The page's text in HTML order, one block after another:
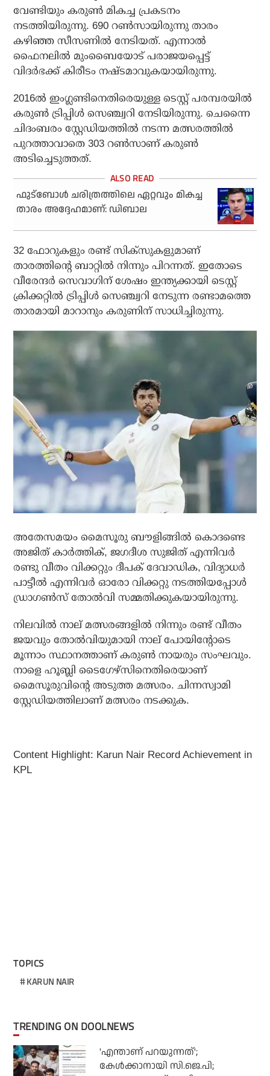
വേണ്ടിയും കരുണ്‍ മികച്ച പ്രകടനം
നടത്തിയിരുന്നു. 690 റണ്‍സായിരുന്നു താരം
കഴിഞ്ഞ സീസണില്‍ നേടിയത്. എന്നാല്‍
ഫൈനലില്‍ മുംബൈയോട് പരാജയപ്പെട്ട്
വിദര്‍ഭക്ക് കിരീടം നഷ്ടമാവുകയായിരുന്നു.
2016ല്‍ ഇംഗ്ലണ്ടിനെതിരെയുള്ള ടെസ്റ്റ് പരമ്പരയില്‍
കരുണ്‍ ട്രിപ്പിള്‍ സെഞ്ച്വറി നേടിയിരുന്നു. ചെന്നൈ
ചിദംബരം സ്റ്റേഡിയത്തില്‍ നടന്ന മത്സരത്തില്‍
പുറത്താവാതെ 303 റണ്‍സാണ് കരുണ്‍
അടിച്ചെടുത്തത്.
ഫുട്ബോൾ ചരിത്രത്തിലെ ഏറ്റവും മികച്ച
താരം അദ്ദേഹമാണ്: ഡിബാല
32 ഫോറുകളും രണ്ട് സിക്സുകളുമാണ്
താരത്തിന്റെ ബാറ്റില്‍ നിന്നും പിറന്നത്. ഇതോടെ
വീരേന്ദര്‍ സെവാഗിന് ശേഷം ഇന്ത്യക്കായി ടെസ്റ്റ്
ക്രിക്കറ്റില്‍ ട്രിപ്പിള്‍ സെഞ്ച്വറി നേടുന്ന രണ്ടാമത്തെ
താരമായി മാറാനും കരുണിന് സാധിച്ചിരുന്നു.
അതേസമയം മൈസൂരു ബൗളിങ്ങില്‍ കൊദണ്ടെ
അജിത് കാര്‍ത്തിക്, ജഗദീശ സുജിത് എന്നിവര്‍
രണ്ടു വീതം വിക്കറ്റും ദീപക് ദേവാഡിക, വിദ്യാധര്‍
പാട്ടീല്‍ എന്നിവര്‍ ഓരോ വിക്കറ്റു നടത്തിയപ്പോള്‍
ഡ്രാഗണ്‍സ് തോല്‍വി സമ്മതിക്കുകയായിരുന്നു.
നിലവില്‍ നാല് മത്സരങ്ങളില്‍ നിന്നും രണ്ട് വീതം
ജയവും തോല്‍വിയുമായി നാല് പോയിന്റോടെ
മൂന്നാം സ്ഥാനത്താണ് കരുണ്‍ നായരും സംഘവും.
നാളെ ഹൂബ്ലി ടൈഗേഴ്സിനെതിരെയാണ്
മൈസൂരുവിന്റെ അടുത്ത മത്സരം. ചിന്നസ്വാമി
സ്റ്റേഡിയത്തിലാണ് മത്സരം നടക്കുക.
Content Highlight: Karun Nair Record Achievement in
KPL
TOPICS
KARUN NAIR
TRENDING ON DOOLNEWS
'എന്താണ് പറയുന്നത്';
കേള്‍ക്കാനായി സി.ജെ.പി;